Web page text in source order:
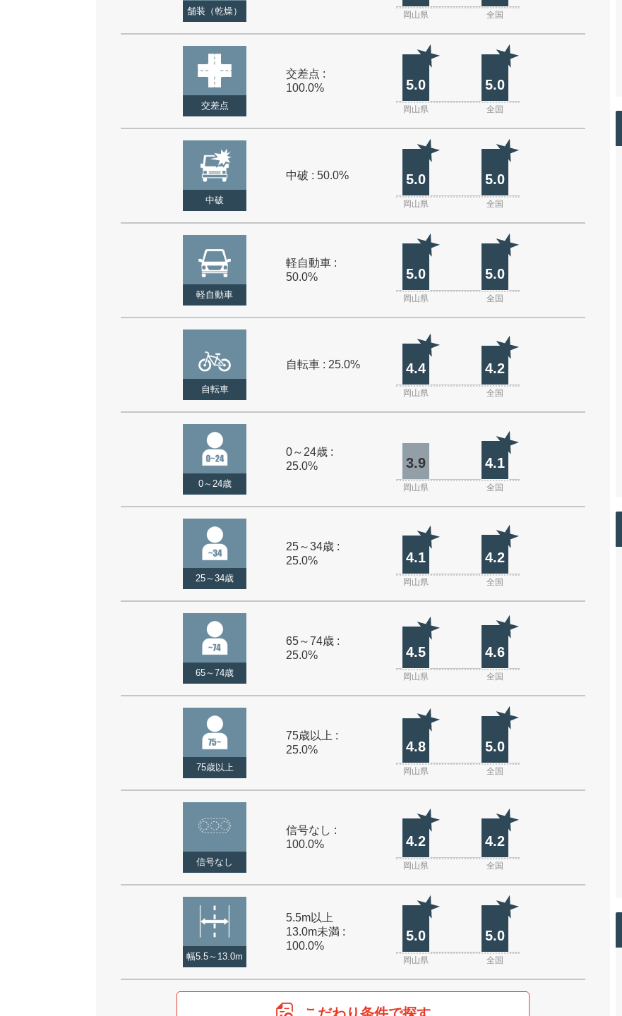
舗装（乾燥） 岡山県 全国
交差点
交差点 :
100.0%
5.0 5.0
岡山県 全国
中破
中破 : 50.0% 5.0 5.0
岡山県 全国
軽自動車
軽自動車 :
50.0%
5.0 5.0
岡山県 全国
自転車
自転車 : 25.0% 4.4 4.2
岡山県 全国
0～24歳
0～24歳 :
25.0%
3.9 4.1
岡山県 全国
25～34歳
25～34歳 :
25.0%
4.1 4.2
岡山県 全国
65～74歳
65～74歳 :
25.0%
4.5 4.6
岡山県 全国
75歳以上
75歳以上 :
25.0%
4.8 5.0
岡山県 全国
信号なし
信号なし :
100.0%
4.2 4.2
岡山県 全国
幅5.5～13.0m
5.5m以上
13.0m未満 :
100.0%
5.0 5.0
岡山県 全国